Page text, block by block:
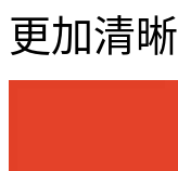
更加清